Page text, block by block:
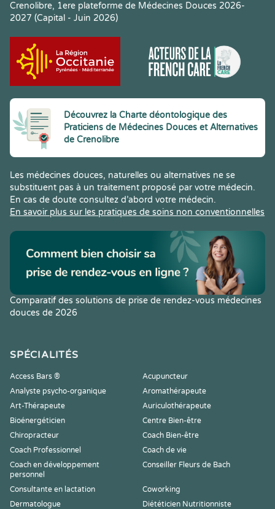
Crenolibre, 1ere plateforme de Médecines Douces 2026-
2027 (Capital - Juin 2026)
Découvrez la Charte déontologique des
Praticiens de Médecines Douces et Alternatives
de Crenolibre
Les médecines douces, naturelles ou alternatives ne se
substituent pas à un traitement proposé par votre médecin.
En cas de doute consultez d’abord votre médecin.
En savoir plus sur les pratiques de soins non conventionnelles
Comparatif des solutions de prise de rendez-vous médecines
douces de 2026
SPÉCIALITÉS
Access Bars ®
Acupuncteur
Analyste psycho-organique
Aromathérapeute
Art-Thérapeute
Auriculothérapeute
Bioénergéticien
Centre Bien-être
Chiropracteur
Coach Bien-être
Coach Professionnel
Coach de vie
Coach en développement
personnel
Conseiller Fleurs de Bach
Consultante en lactation
Coworking
Dermatologue
Diététicien Nutritionniste